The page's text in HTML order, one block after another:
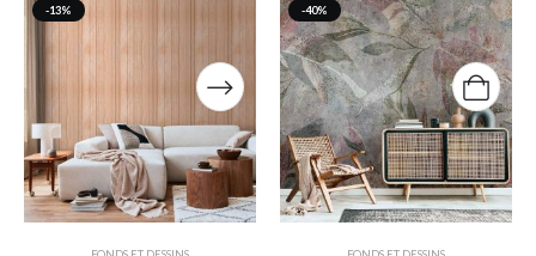
-13% -40%